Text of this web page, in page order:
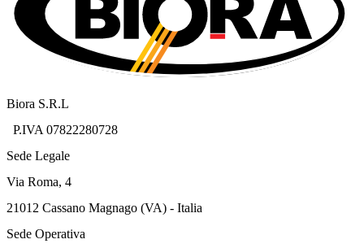
Biora S.R.L
P.IVA 07822280728
Sede Legale
Via Roma, 4
21012 Cassano Magnago (VA) - Italia
Sede Operativa